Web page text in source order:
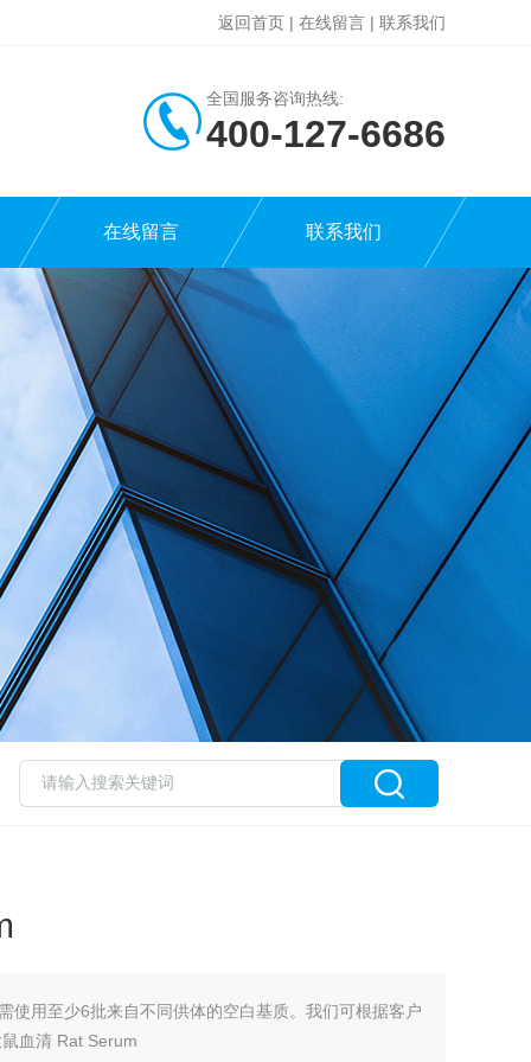
返回首页 | 在线留言 | 联系我们
全国服务咨询热线:
400-127-6686
在线留言 联系我们
使用至少6批来自不同供体的空白基质。我们可根据客户
血清 Rat Serum